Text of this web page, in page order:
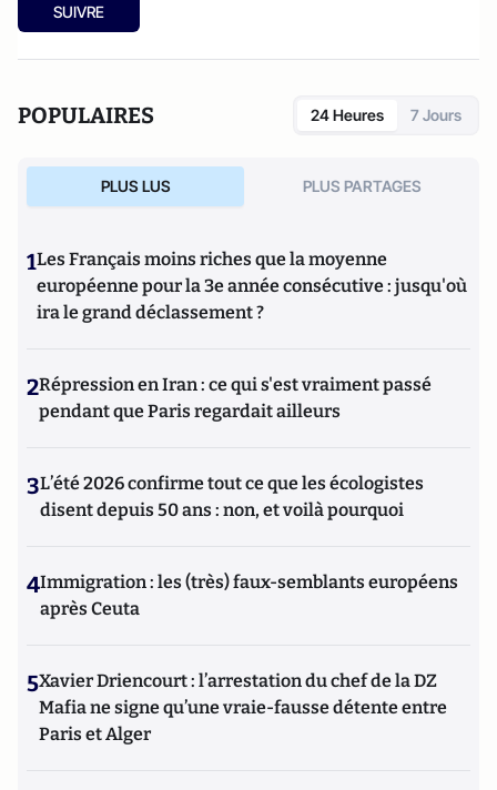
SUIVRE
POPULAIRES 24 Heures 7 Jours
PLUS LUS PLUS PARTAGES
1Les Français moins riches que la moyenne
européenne pour la 3e année consécutive : jusqu'où
ira le grand déclassement ?
2Répression en Iran : ce qui s'est vraiment passé
pendant que Paris regardait ailleurs
3L’été 2026 confirme tout ce que les écologistes
disent depuis 50 ans : non, et voilà pourquoi
4Immigration : les (très) faux-semblants européens
après Ceuta
5Xavier Driencourt : l’arrestation du chef de la DZ
Mafia ne signe qu’une vraie-fausse détente entre
Paris et Alger